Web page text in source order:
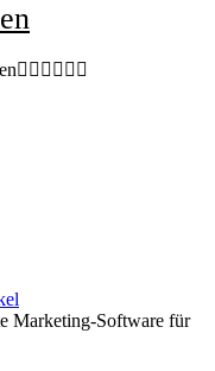
Marketing-Software für